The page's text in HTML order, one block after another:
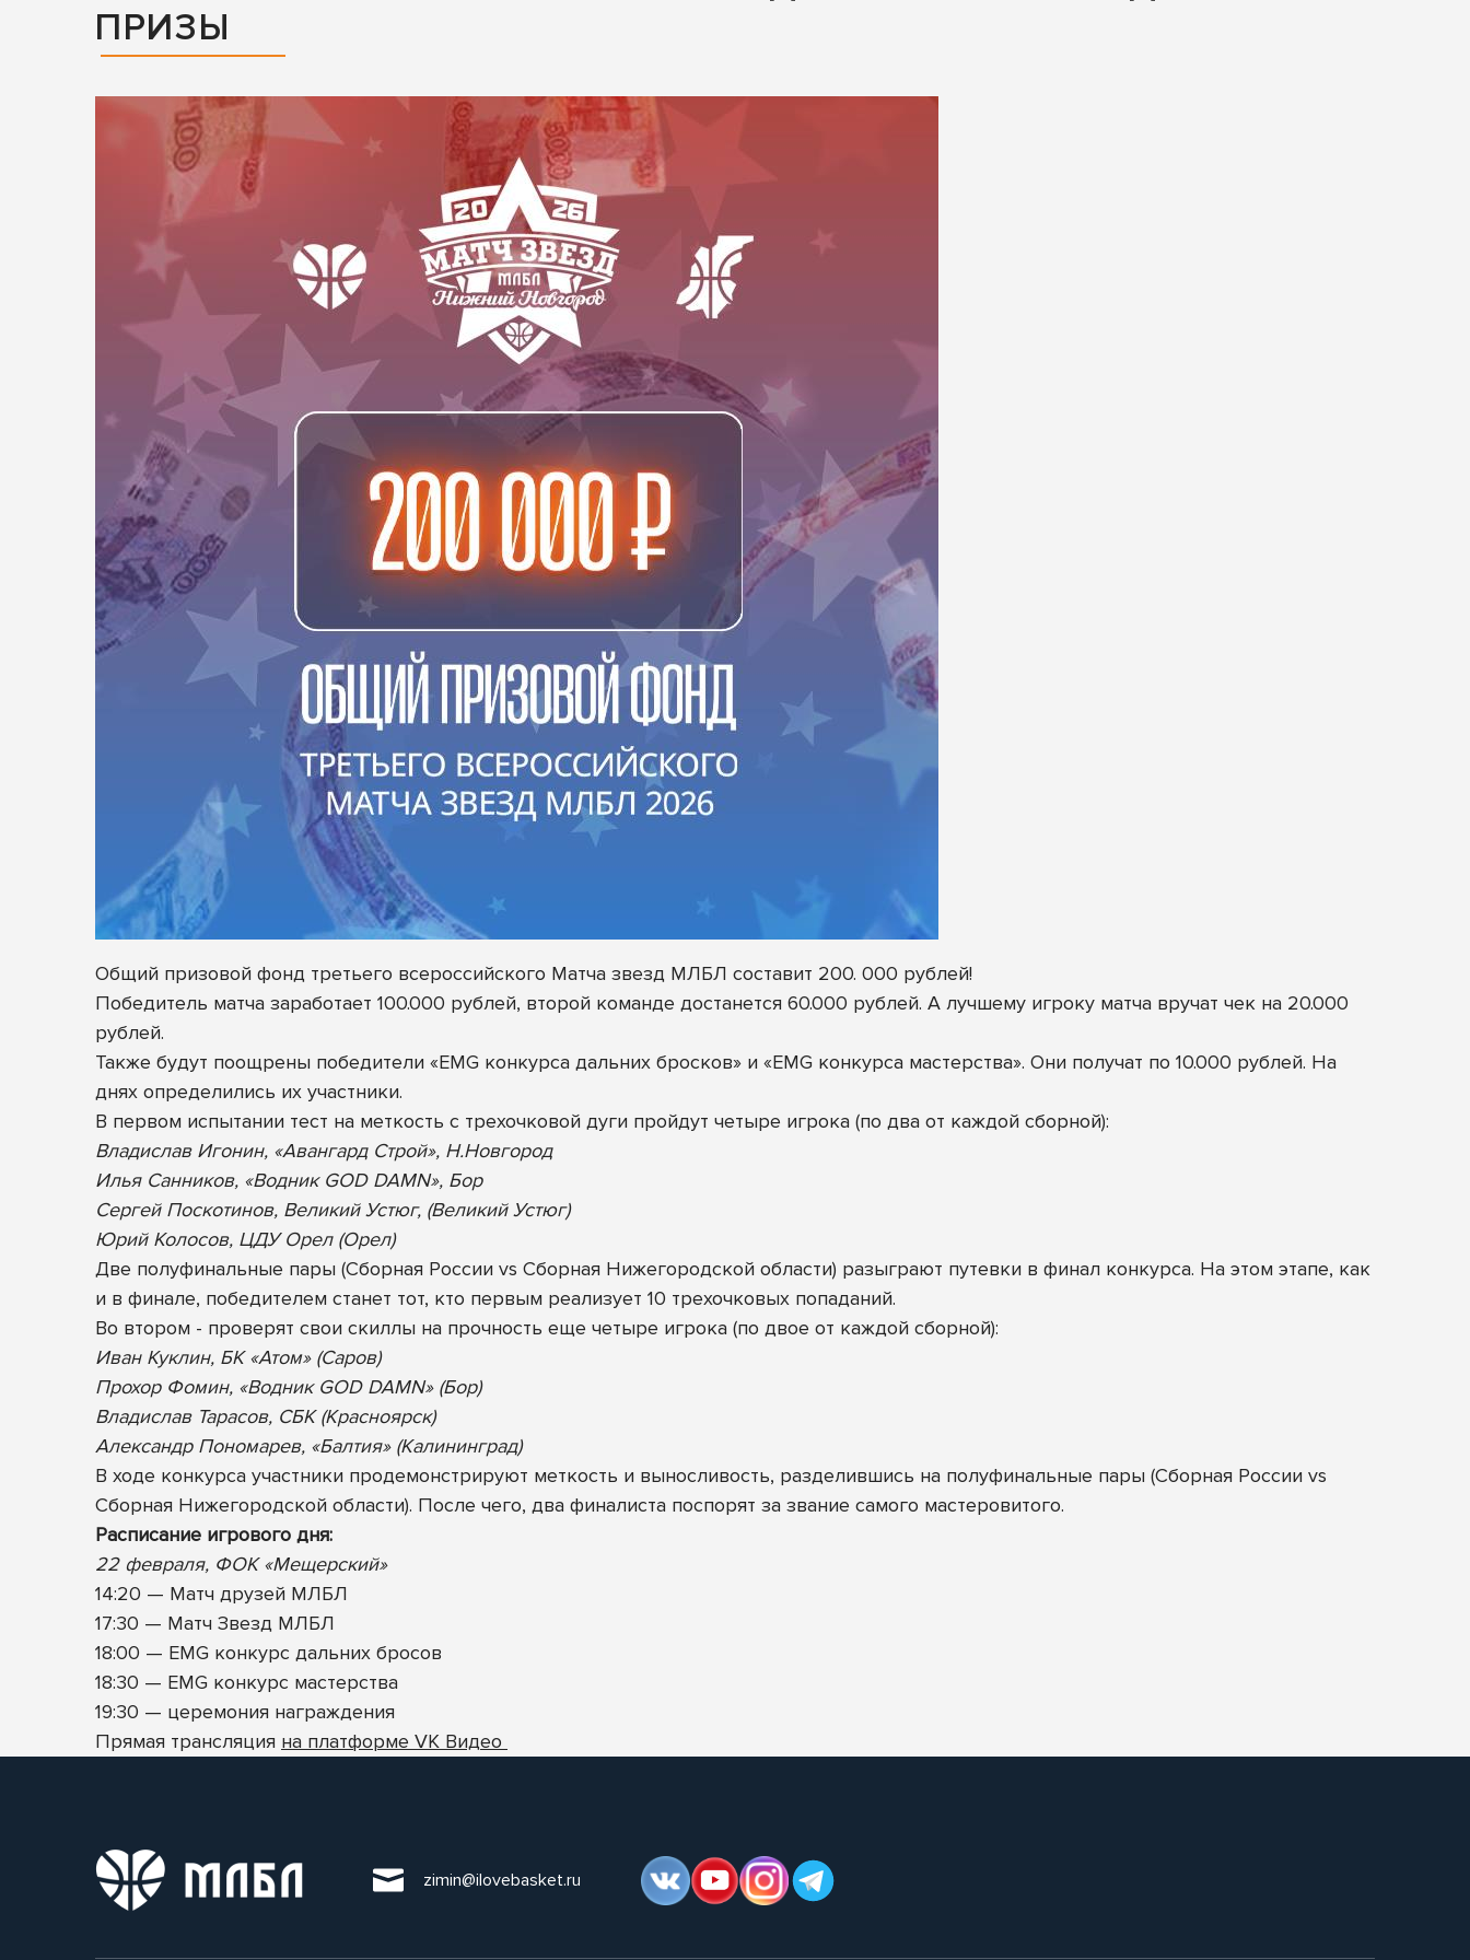
ПРИЗЫ
Общий призовой фонд третьего всероссийского Матча звезд МЛБЛ составит 200. 000 рублей!
Победитель матча заработает 100.000 рублей, второй команде достанется 60.000 рублей. А лучшему игроку матча вручат чек на 20.000
рублей.
Также будут поощрены победители «EMG конкурса дальних бросков» и «EMG конкурса мастерства». Они получат по 10.000 рублей. На
днях определились их участники.
В первом испытании тест на меткость с трехочковой дуги пройдут четыре игрока (по два от каждой сборной):
Владислав Игонин, «Авангард Строй», Н.Новгород
Илья Санников, «Водник GOD DAMN», Бор
Сергей Поскотинов, Великий Устюг, (Великий Устюг)
Юрий Колосов, ЦДУ Орел (Орел)
Две полуфинальные пары (Сборная России vs Сборная Нижегородской области) разыграют путевки в финал конкурса. На этом этапе, как
и в финале, победителем станет тот, кто первым реализует 10 трехочковых попаданий.
Во втором - проверят свои скиллы на прочность еще четыре игрока (по двое от каждой сборной):
Иван Куклин, БК «Атом» (Саров)
Прохор Фомин, «Водник GOD DAMN» (Бор)
Владислав Тарасов, СБК (Красноярск)
Александр Пономарев, «Балтия» (Калининград)
В ходе конкурса участники продемонстрируют меткость и выносливость, разделившись на полуфинальные пары (Сборная России vs
Сборная Нижегородской области). После чего, два финалиста поспорят за звание самого мастеровитого.
Расписание игрового дня:
22 февраля, ФОК «Мещерский»
14:20 — Матч друзей МЛБЛ
17:30 — Матч Звезд МЛБЛ
18:00 — EMG конкурс дальних бросов
18:30 — EMG конкурс мастерства
19:30 — церемония награждения
Прямая трансляция на платформе VK Видео
zimin@ilovebasket.ru